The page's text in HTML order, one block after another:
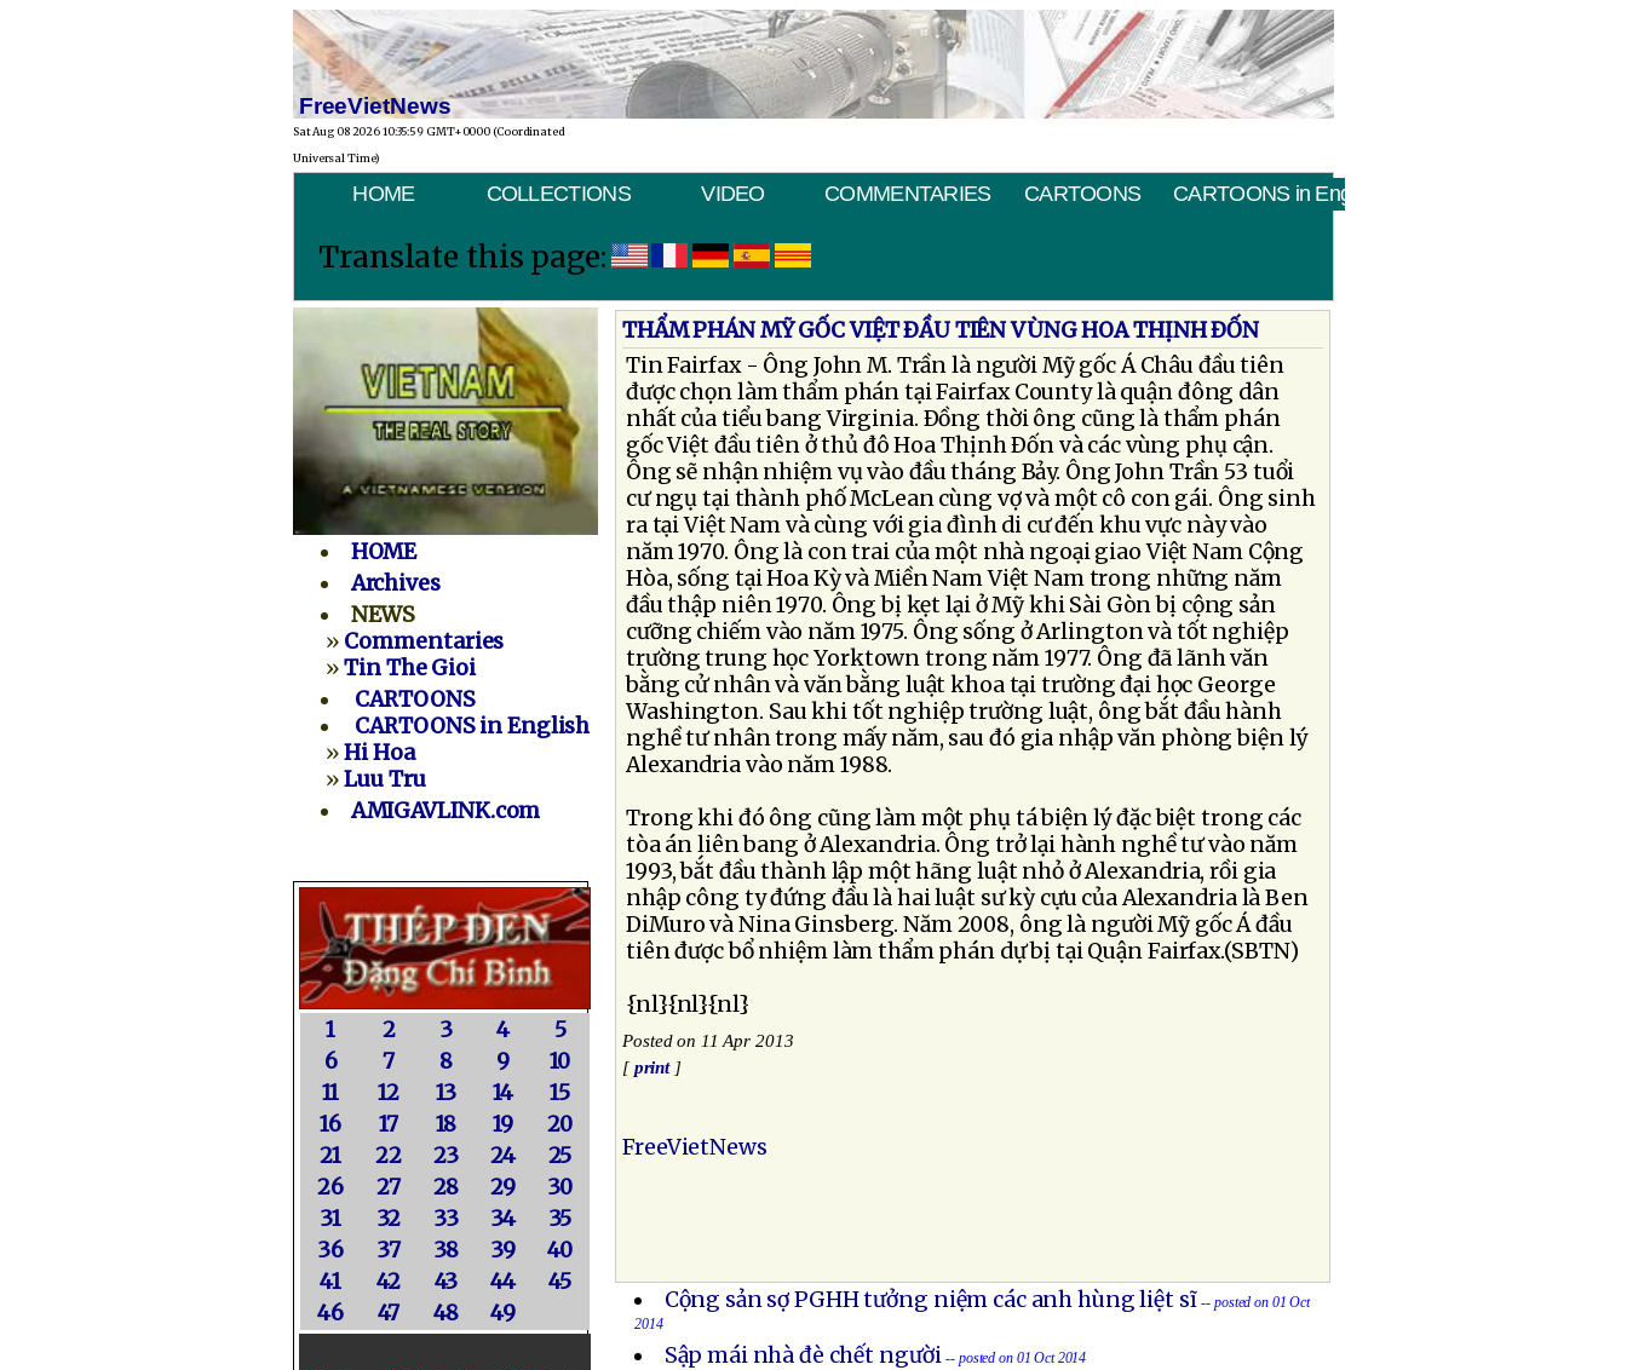
FreeVietNews
Sat Aug 08 2026 10:35:59 GMT+0000 (Coordinated
Universal Time)
HOME COLLECTIONS VIDEO COMMENTARIES CARTOONS CARTOONS in English
Translate this page:
HOME
Archives
NEWS
» Commentaries
»Tin The Gioi
CARTOONS
CARTOONS in English
»Hi Hoa
»Luu Tru
AMIGAVLINK.com
1 2 3 4
5
6
7 8 9
10
11
12 13 14
15
16
17 18 19
20
21
22 23 24
25
26
27 28 29
30
31
32 33 34
35
36
37 38 39
40
41
42 43 44
45
46
47 48 49
THẨM PHÁN MỸ GỐC VIỆT ÐẦU TIÊN VÙNG HOA THỊNH ÐỐN
Tin Fairfax - Ông John M. Trần là người Mỹ gốc Á Châu đầu tiên
được chọn làm thẩm phán tại Fairfax County là quận đông dân
nhất của tiểu bang Virginia. Ðồng thời ông cũng là thẩm phán
gốc Việt đầu tiên ở thủ đô Hoa Thịnh Ðốn và các vùng phụ cận.
Ông sẽ nhận nhiệm vụ vào đầu tháng Bảy. Ông John Trần 53 tuổi
cư ngụ tại thành phố McLean cùng vợ và một cô con gái. Ông sinh
ra tại Việt Nam và cùng với gia đình di cư đến khu vực này vào
năm 1970. Ông là con trai của một nhà ngoại giao Việt Nam Cộng
Hòa, sống tại Hoa Kỳ và Miền Nam Việt Nam trong những năm
đầu thập niên 1970. Ông bị kẹt lại ở Mỹ khi Sài Gòn bị cộng sản
cưỡng chiếm vào năm 1975. Ông sống ở Arlington và tốt nghiệp
trường trung học Yorktown trong năm 1977. Ông đã lãnh văn
bằng cử nhân và văn bằng luật khoa tại trường đại học George
Washington. Sau khi tốt nghiệp trường luật, ông bắt đầu hành
nghề tư nhân trong mấy năm, sau đó gia nhập văn phòng biện lý
Alexandria vào năm 1988.
Trong khi đó ông cũng làm một phụ tá biện lý đặc biệt trong các
tòa án liên bang ở Alexandria. Ông trở lại hành nghề tư vào năm
1993, bắt đầu thành lập một hãng luật nhỏ ở Alexandria, rồi gia
nhập công ty đứng đầu là hai luật sư kỳ cựu của Alexandria là Ben
DiMuro và Nina Ginsberg. Năm 2008, ông là người Mỹ gốc Á đầu
tiên được bổ nhiệm làm thẩm phán dự bị tại Quận Fairfax.(SBTN)
{nl}{nl}{nl}
Posted on 11 Apr 2013
[print]
FreeVietNews
Cộng sản sợ PGHH tưởng niệm các anh hùng liệt sĩ -- posted on 01 Oct
2014
Sập mái nhà đè chết người -- posted on 01 Oct 2014